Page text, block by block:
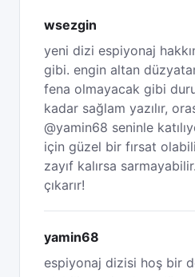
wsezgin
yeni dizi espiyonaj
gibi. engin altan
fena olmayacak gibi
kadar sağlam yazılır,
@yamin68 seninle
için güzel bir fırsat
zayıf kalırsa
çıkarır!
yamin68
espiyonaj dizisi hoş bir